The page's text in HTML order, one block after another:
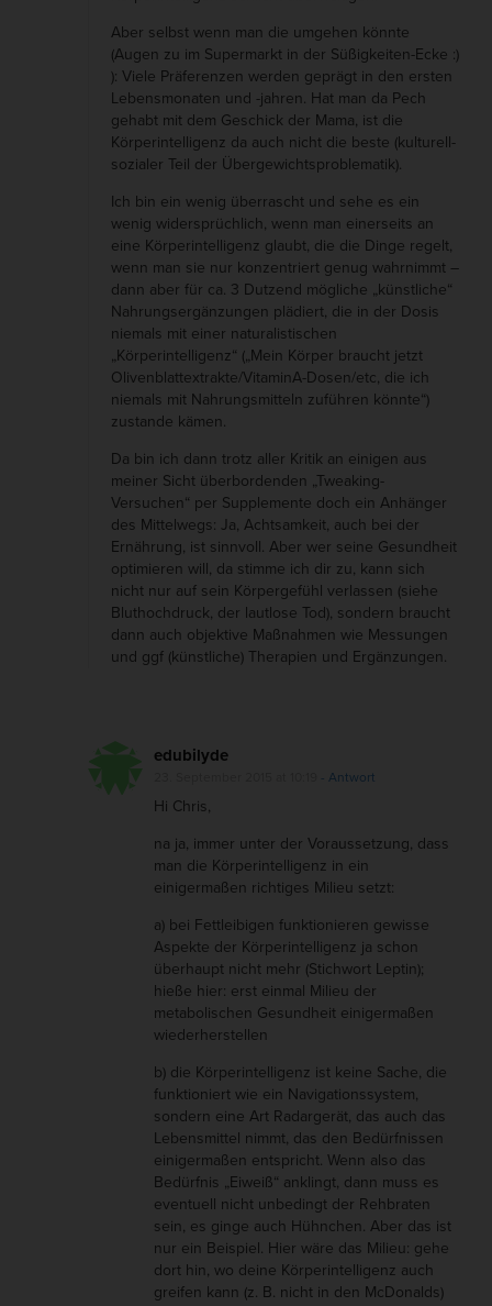
Aber selbst wenn man die umgehen könnte
(Augen zu im Supermarkt in der Süßigkeiten-Ecke :)
): Viele Präferenzen werden geprägt in den ersten
Lebensmonaten und -jahren. Hat man da Pech
gehabt mit dem Geschick der Mama, ist die
Körperintelligenz da auch nicht die beste (kulturell-
sozialer Teil der Übergewichtsproblematik).
Ich bin ein wenig überrascht und sehe es ein
wenig widersprüchlich, wenn man einerseits an
eine Körperintelligenz glaubt, die die Dinge regelt,
wenn man sie nur konzentriert genug wahrnimmt –
dann aber für ca. 3 Dutzend mögliche „künstliche“
Nahrungsergänzungen plädiert, die in der Dosis
niemals mit einer naturalistischen
„Körperintelligenz“ („Mein Körper braucht jetzt
Olivenblattextrakte/VitaminA-Dosen/etc, die ich
niemals mit Nahrungsmitteln zuführen könnte“)
zustande kämen.
Da bin ich dann trotz aller Kritik an einigen aus
meiner Sicht überbordenden „Tweaking-
Versuchen“ per Supplemente doch ein Anhänger
des Mittelwegs: Ja, Achtsamkeit, auch bei der
Ernährung, ist sinnvoll. Aber wer seine Gesundheit
optimieren will, da stimme ich dir zu, kann sich
nicht nur auf sein Körpergefühl verlassen (siehe
Bluthochdruck, der lautlose Tod), sondern braucht
dann auch objektive Maßnahmen wie Messungen
und ggf (künstliche) Therapien und Ergänzungen.
edubilyde
- Antwort
Hi Chris,
na ja, immer unter der Voraussetzung, dass
man die Körperintelligenz in ein
einigermaßen richtiges Milieu setzt:
a) bei Fettleibigen funktionieren gewisse
Aspekte der Körperintelligenz ja schon
überhaupt nicht mehr (Stichwort Leptin);
hieße hier: erst einmal Milieu der
metabolischen Gesundheit einigermaßen
wiederherstellen
b) die Körperintelligenz ist keine Sache, die
funktioniert wie ein Navigationssystem,
sondern eine Art Radargerät, das auch das
Lebensmittel nimmt, das den Bedürfnissen
einigermaßen entspricht. Wenn also das
Bedürfnis „Eiweiß“ anklingt, dann muss es
eventuell nicht unbedingt der Rehbraten
sein, es ginge auch Hühnchen. Aber das ist
nur ein Beispiel. Hier wäre das Milieu: gehe
dort hin, wo deine Körperintelligenz auch
greifen kann (z. B. nicht in den McDonalds)